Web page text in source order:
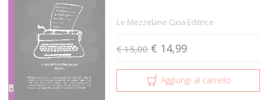
Le Mezzelane Casa Editrice
€ 15,00 € 14,99
Aggiungi al carrello